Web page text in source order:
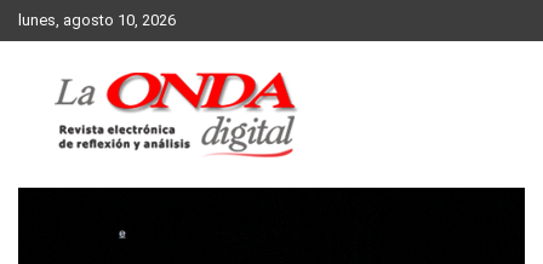
Skip
to
lunes, agosto 10, 2026